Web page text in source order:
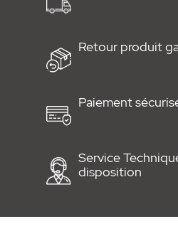
• Poids : 0.2 Kg
• Dimensions (LxHxP) :
Retour produit
Paiement
Service
disposition